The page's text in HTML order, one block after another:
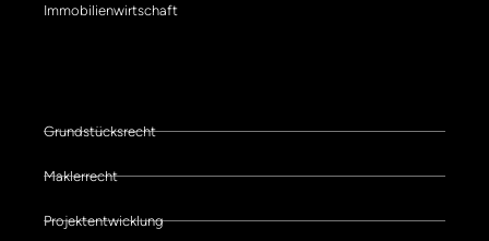
Immobilienwirtschaft
Grundstücksrecht
Maklerrecht
Projektentwicklung